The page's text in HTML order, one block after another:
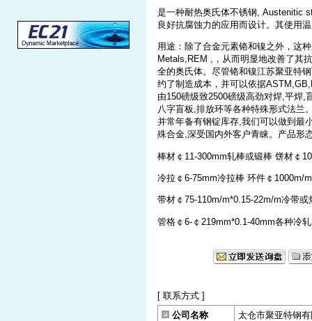
是一种耐热奥氏体不锈钢, Austenitic
良好抗腐蚀力的应用而设计。其使用
用途：除了合金元素铬和镍之外，这
Metals,REM ,，从而明显地改善了其
全的奥氏体。尽管铬和镍江苏聚亚特
约了制造成本，并可以依据
由150磅级致2500磅级高劲对焊,平焊
八字盲板,排放环等各种特殊形式法兰
并常年备有钢锭库存,我们可以做到最
殊合金,深受国内外客户青睐。产品形
棒材￠11-300mm轧棒或锻棒 饼材￠
冷拉￠6-75mm冷拉棒 环件￠1000m/
带材￠75-110m/m*0.15-22m/m冷带
管格￠6-￠219mm*0.1-40mm各种冷
[ 联系方式 ]
公司名称
太仓市聚亚特钢